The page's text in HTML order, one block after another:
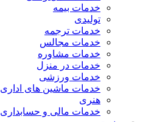
خدمات بیمه
تولیدی
خدمات ترجمه
خدمات مجالس
خدمات مشاوره
خدمات در منزل
خدمات ورزشی
خدمات ماشین های اداری
هنری
خدمات مالی و حسابداری